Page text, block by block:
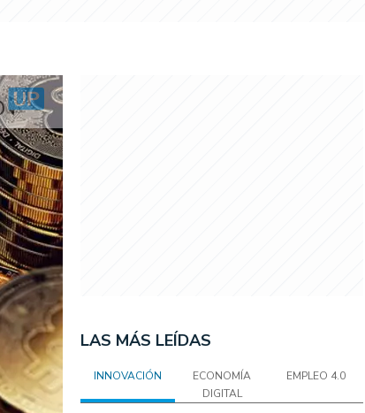
LAS MÁS LEÍDAS
INNOVACIÓN
ECONOMÍA
DIGITAL
EMPLEO 4.0